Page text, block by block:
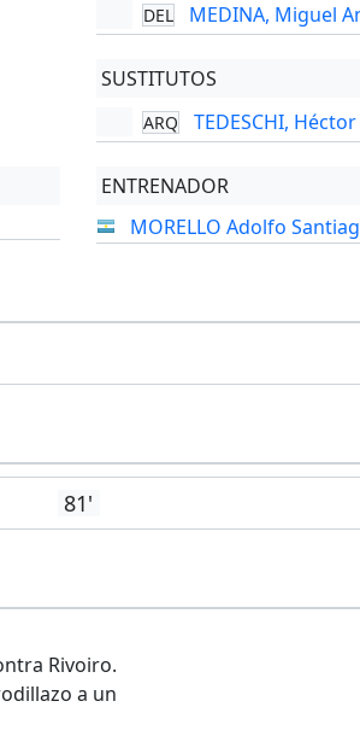
DEL MEDINA, Miguel
SUSTITUTOS
ARQ TEDESCHI,
ENTRENADOR
MORELLO Adolfo
81'
Rivoiro.
a un